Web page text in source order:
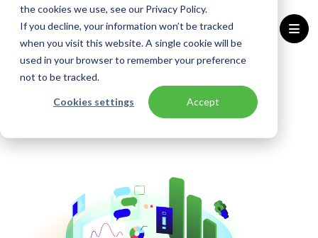
the cookies we use, see our Privacy Policy.
If you decline, your information won’t be tracked
when you visit this website. A single cookie will be
used in your browser to remember your preference
not to be tracked.
Cookies settings Accept
Home Oplossingen CSP Enterprise